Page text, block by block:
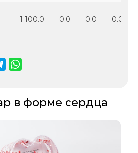
1 100.0 0.0 0.0 0.0
в форме сердца